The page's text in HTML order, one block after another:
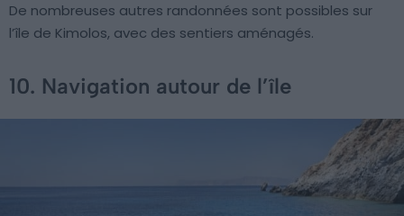
De nombreuses autres randonnées sont possibles sur
l’île de Kimolos, avec des sentiers aménagés.
10. Navigation autour de l’île